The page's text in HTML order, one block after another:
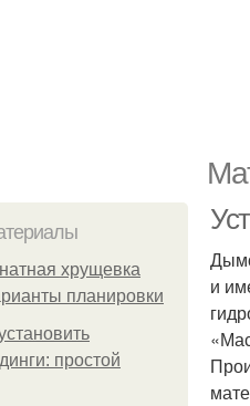
хрущевка
планировки
простой
и